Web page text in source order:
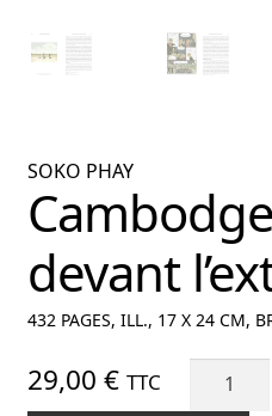
SOKO PHAY
devant
432 PAGES, ILL., 17 X 24 CM,
29,00 € TTC
quantité